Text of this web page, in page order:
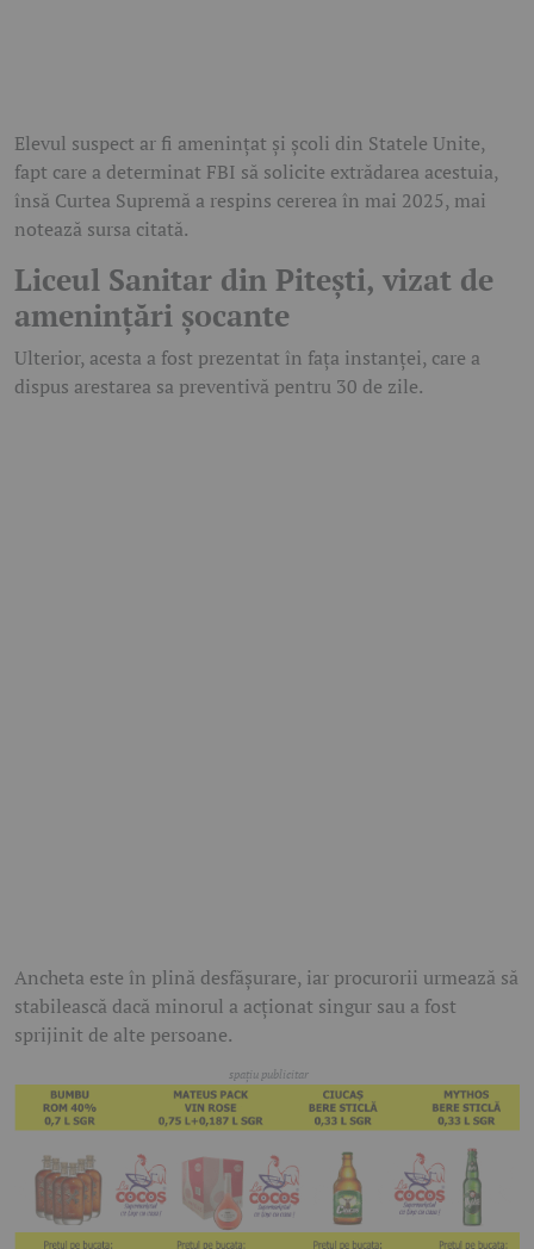
Elevul suspect ar fi amenințat și școli din Statele Unite,
fapt care a determinat FBI să solicite extrădarea acestuia,
însă Curtea Supremă a respins cererea în mai 2025, mai
notează sursa citată.
Liceul Sanitar din Pitești, vizat de
amenințări șocante
Ulterior, acesta a fost prezentat în fața instanței, care a
dispus arestarea sa preventivă pentru 30 de zile.
Ancheta este în plină desfășurare, iar procurorii urmează să
stabilească dacă minorul a acționat singur sau a fost
sprijinit de alte persoane.